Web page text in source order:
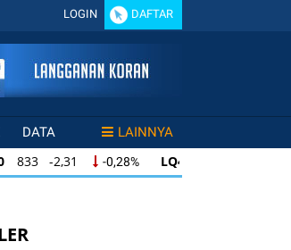
LOGIN DAFTAR
DATA LAINNYA
833 -2,31 -0,28% LQ45
833 -2,31 -0,28% LQ45